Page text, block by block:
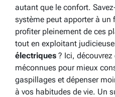
autant que le confort.
système peut apporter à un
profiter pleinement de ces
tout en exploitant
électriques ? Ici,
méconnues pour mieux
gaspillages et dépenser
à vos habitudes de vie. Un